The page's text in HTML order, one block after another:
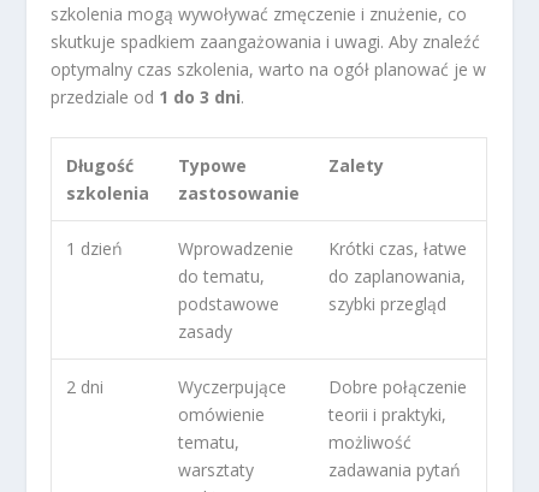
szkolenia mogą wywoływać zmęczenie i znużenie, co
skutkuje spadkiem zaangażowania i uwagi. Aby znaleźć
optymalny czas szkolenia, warto na ogół planować je w
przedziale od 1 do 3 dni.
Długość
szkolenia
Typowe
zastosowanie
Zalety
1 dzień
Wprowadzenie
do tematu,
podstawowe
zasady
Krótki czas, łatwe
do zaplanowania,
szybki przegląd
2 dni
Wyczerpujące
omówienie
tematu,
warsztaty
Dobre połączenie
teorii i praktyki,
możliwość
zadawania pytań